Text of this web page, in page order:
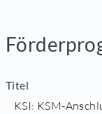
Titel
KSI: KSM-